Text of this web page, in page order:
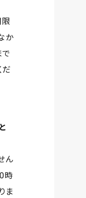
限
か
で
だ
ん
時
ま